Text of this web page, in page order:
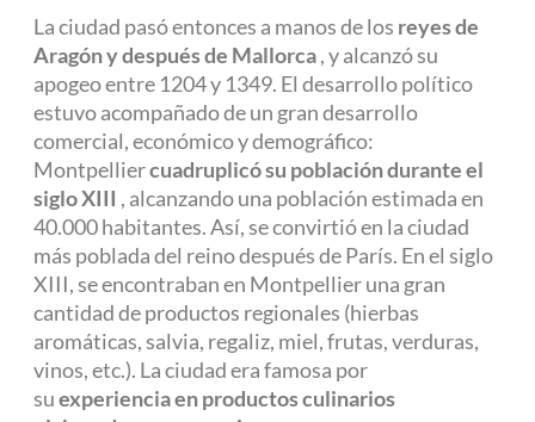
La ciudad pasó entonces a manos de los reyes de
Aragón y después de Mallorca, y alcanzó su
apogeo entre 1204 y 1349. El desarrollo político
estuvo acompañado de un gran desarrollo
comercial, económico y demográfico:
Montpelliercuadruplicó su población durante el
siglo XIII , alcanzando una población estimada en
40.000 habitantes. Así, se convirtió en la ciudad
más poblada del reino después de París. En el siglo
XIII, se encontraban en Montpellier una gran
cantidad de productos regionales (hierbas
aromáticas, salvia, regaliz, miel, frutas, verduras,
vinos, etc.). La ciudad era famosa por
suexperiencia en productos culinarios